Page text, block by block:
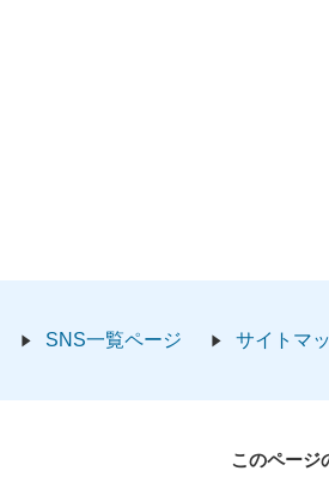
SNS一覧ページ サイトマ
このページ